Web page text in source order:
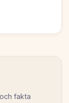
fakta